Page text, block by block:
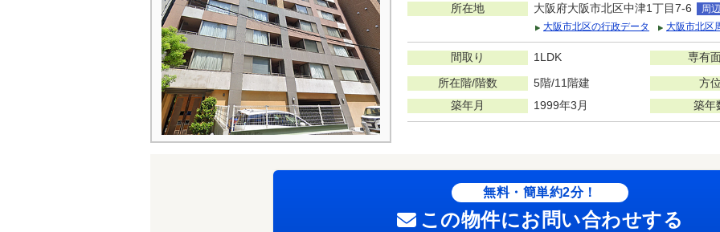
所在地 大阪府大阪市北区中津1丁目7-6
周
大阪市北区の行政データ
大阪市北区
間取り 1LDK
専有
所在階/階数
5階/11階建
方
築年月
1999年3月 築年
無料・簡単約2分！
この物件にお問い合わせする